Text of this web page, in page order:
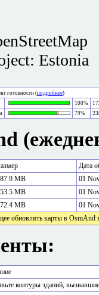
Estonia
готовности (подробнее)
100%
79%
Дата
MB
01
MB
01
MB
01
обновлять карты в OsmAnd
контуры зданий,